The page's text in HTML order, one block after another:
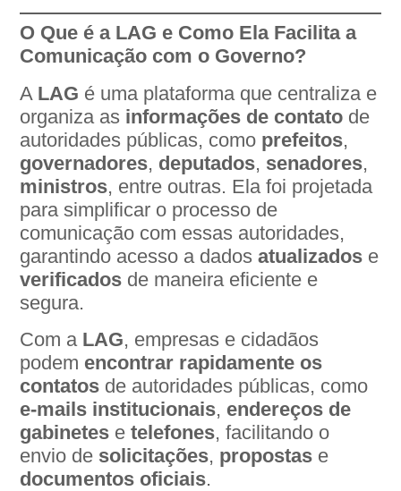
O Que é a LAG e Como Ela Facilita a
Comunicação com o Governo?
A LAG é uma plataforma que centraliza e
organiza as informações de contato de
autoridades públicas, como prefeitos,
governadores, deputados, senadores,
ministros, entre outras. Ela foi projetada
para simplificar o processo de
comunicação com essas autoridades,
garantindo acesso a dadosatualizados e
verificados de maneira eficiente e
segura.
Com a LAG, empresas e cidadãos
podem encontrar rapidamente os
contatos de autoridades públicas, como
e-mails institucionais, endereços de
gabinetes etelefones, facilitando o
envio de solicitações, propostas e
documentos oficiais.